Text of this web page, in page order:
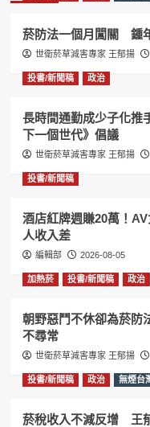
菸防法一個月闖關 鍾
世衛菸草減害專家 王郁揚
投書/新聞稿 政治
長時間通勤成少子化推
下一個世代》倡議
世衛菸草減害專家 王郁揚
投書/新聞稿
酒店紅牌週賺20萬！
人收入差
編輯部 2026-08-05
加熱菸 投書/新聞稿 政治
朝野惡鬥不休卻為菸
不尋常
世衛菸草減害專家 王郁揚
投書/新聞稿 政治 無煙台
菸稅收入不減反增 王